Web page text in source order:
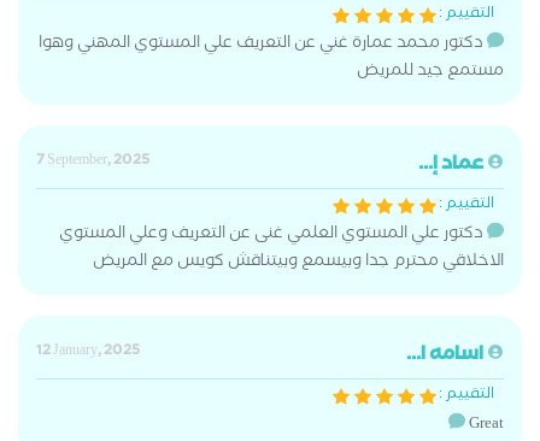
التقييم :
دكتور محمد عمارة غني عن التعريف علي المستوي المهني وهوا
مستمع جيد للمريض
عماد إ...
7 September, 2025
التقييم :
دكتور علي المستوي العلمي غنى عن التعريف وعلي المستوي
الاخلاقي محترم جدا وبيسمع وبيتناقش كويس مع المريض
اسامه ا...
12 January, 2025
التقييم :
Great